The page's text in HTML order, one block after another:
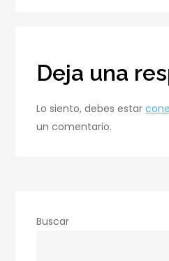
Deja una
Lo siento, debes estar
un comentario.
Buscar